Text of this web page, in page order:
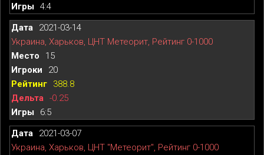
4:4
2021-03-14
Украина, Харьков, ЦНТ Метеорит, Рейтинг 0-1000
15
20
388.8
-0.25
6:5
2021-03-07
Украина, Харьков, ЦНТ "Метеорит", Рейтинг 0-1000